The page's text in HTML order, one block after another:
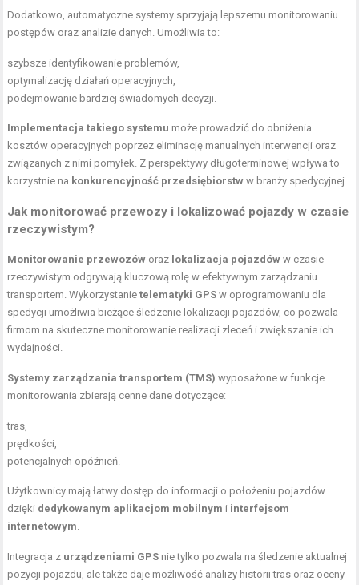
Dodatkowo, automatyczne systemy sprzyjają lepszemu monitorowaniu
postępów oraz analizie danych. Umożliwia to:
szybsze identyfikowanie problemów,
optymalizację działań operacyjnych,
podejmowanie bardziej świadomych decyzji.
Implementacja takiego systemu może prowadzić do obniżenia
kosztów operacyjnych poprzez eliminację manualnych interwencji oraz
związanych z nimi pomyłek. Z perspektywy długoterminowej wpływa to
korzystnie na konkurencyjność przedsiębiorstw w branży spedycyjnej.
Jak monitorować przewozy i lokalizować pojazdy w czasie
rzeczywistym?
Monitorowanie przewozów oraz lokalizacja pojazdów w czasie
rzeczywistym odgrywają kluczową rolę w efektywnym zarządzaniu
transportem. Wykorzystanietelematyki GPS w oprogramowaniu dla
spedycji umożliwia bieżące śledzenie lokalizacji pojazdów, co pozwala
firmom na skuteczne monitorowanie realizacji zleceń i zwiększanie ich
wydajności.
Systemy zarządzania transportem (TMS) wyposażone w funkcje
monitorowania zbierają cenne dane dotyczące:
tras,
prędkości,
potencjalnych opóźnień.
Użytkownicy mają łatwy dostęp do informacji o położeniu pojazdów
dzięki dedykowanym aplikacjom mobilnym i interfejsom
internetowym.
Integracja z urządzeniami GPS nie tylko pozwala na śledzenie aktualnej
pozycji pojazdu, ale także daje możliwość analizy historii tras oraz oceny